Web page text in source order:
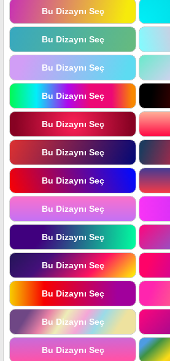
Bu Dizaynı Seç
Bu Dizaynı Seç
Bu Dizaynı Seç
Bu Dizaynı Seç
Bu Dizaynı Seç
Bu Dizaynı Seç
Bu Dizaynı Seç
Bu Dizaynı Seç
Bu Dizaynı Seç
Bu Dizaynı Seç
Bu Dizaynı Seç
Bu Dizaynı Seç
Bu Dizaynı Seç